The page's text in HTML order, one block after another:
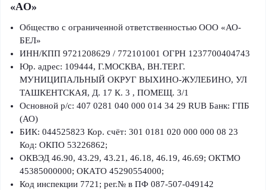
«AO»
Общество с ограниченной ответственностью ООО «АО-
БЕЛ»
ИНН/КПП 9721208629 / 772101001 ОГРН 1237700404743
Юр. адрес: 109444, Г.МОСКВА, ВН.ТЕР.Г.
МУНИЦИПАЛЬНЫЙ ОКРУГ ВЫХИНО-ЖУЛЕБИНО, УЛ
ТАШКЕНТСКАЯ, Д. 17 К. 3 , ПОМЕЩ. 3/1
Основной р/с: 407 0281 040 000 014 34 29 RUB Банк: ГПБ
(АО)
БИК: 044525823 Кор. счёт: 301 0181 020 000 000 08 23
Код: ОКПО 53226862;
ОКВЭД 46.90, 43.29, 43.21, 46.18, 46.19, 46.69; ОКТМО
45385000000; ОКАТО 45290554000;
Код инспекции 7721; рег.№ в ПФ 087-507-049142